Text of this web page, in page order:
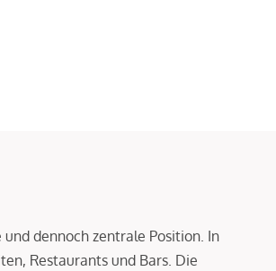
dennoch zentrale Position. In
Restaurants und Bars. Die